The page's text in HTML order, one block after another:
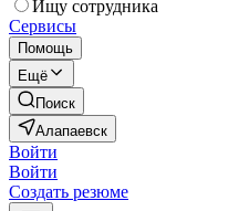
Ищу сотрудника
Сервисы
Помощь
Ещё
Поиск
Алапаевск
Войти
Войти
Создать резюме